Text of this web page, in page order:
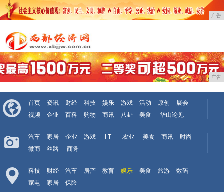
广告
广告
首页 资讯 财经 科技 娱乐 游戏 活动 原创
展会
视频
企业 百科 购物 商讯 八卦 美食 华山论见
汽车 家居 企业 游戏 I T 农业 美食 商讯
时尚
微商
丝路 商务
科技 财经 汽车 房产 教育 娱乐 美食 旅游
数码
家电
家居 保险